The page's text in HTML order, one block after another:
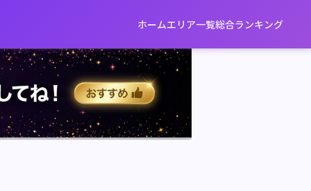
ホームエリア一覧総合ランキング